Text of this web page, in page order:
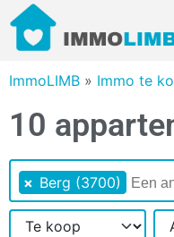
ImmoLIMB » Immo te
10
× Berg (3700)